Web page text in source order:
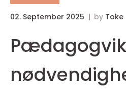
02. September 2025 by Toke